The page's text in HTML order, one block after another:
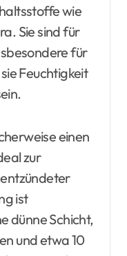
wie
Sie sind für
für
Feuchtigkeit
einen
zur
ist
dünne Schicht,
und etwa 10